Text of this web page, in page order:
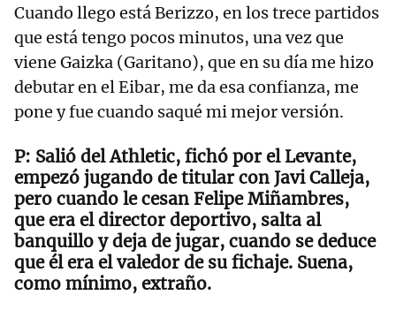
Cuando llego está Berizzo, en los trece partidos
que está tengo pocos minutos, una vez que
viene Gaizka (Garitano), que en su día me hizo
debutar en el Eibar, me da esa confianza, me
pone y fue cuando saqué mi mejor versión.
Salió del Athletic, fichó por el Levante,
empezó jugando de titular con Javi Calleja,
pero cuando le cesan Felipe Miñambres,
que era el director deportivo, salta al
banquillo y deja de jugar, cuando se deduce
que él era el valedor de su fichaje. Suena,
como mínimo, extraño.